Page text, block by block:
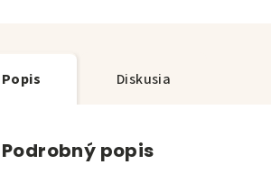
Popis Diskusia
Podrobný popis